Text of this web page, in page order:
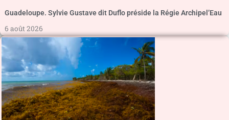
Guadeloupe. Sylvie Gustave dit Duflo préside la Régie Archipel’Eau
6 août 2026